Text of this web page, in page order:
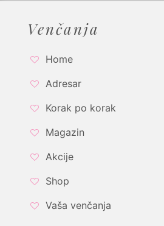
Venčanja
Home
Adresar
Korak po korak
Magazin
Akcije
Shop
Vaša venčanja